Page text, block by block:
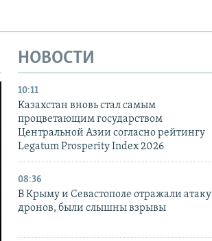
НОВОСТИ
10:11
Казахстан вновь стал самым
процветающим государством
Центральной Азии согласно рейтингу
Legatum Prosperity Index 2026
08:36
В Крыму и Севастополе отражали атаку
дронов, были слышны взрывы